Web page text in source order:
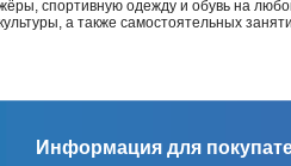
спортивную одежду и обувь на
а также самостоятельных
Информация для